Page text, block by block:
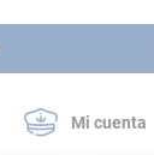
Mi cuenta